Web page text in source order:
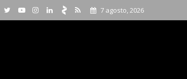
7 agosto, 2026